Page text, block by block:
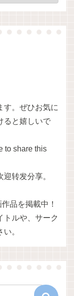
す。ぜひお気に
ると嬉しいで
to share this
转发分享。
品を掲載中！
トルや、サーク
。